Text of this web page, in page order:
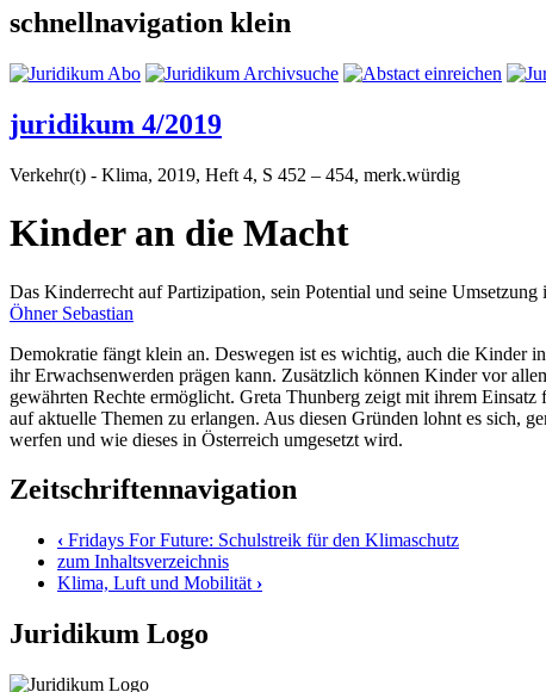
schnellnavigation klein
juridikum 4/2019
Verkehr(t) - Klima, 2019, Heft 4, S 452 – 454, merk.würdig
Kinder an die Macht
Das Kinderrecht auf Partizipation, sein Potential und seine Umsetzung
Öhner Sebastian
Demokratie fängt klein an. Deswegen ist es wichtig, auch die Kinder
ihr Erwachsenwerden prägen kann. Zusätzlich können Kinder vor
gewährten Rechte ermöglicht. Greta Thunberg zeigt mit ihrem
auf aktuelle Themen zu erlangen. Aus diesen Gründen lohnt es sich,
werfen und wie dieses in Österreich umgesetzt wird.
Zeitschriftennavigation
‹ Fridays For Future: Schulstreik für den Klimaschutz
zum Inhaltsverzeichnis
Klima, Luft und Mobilität ›
Juridikum Logo